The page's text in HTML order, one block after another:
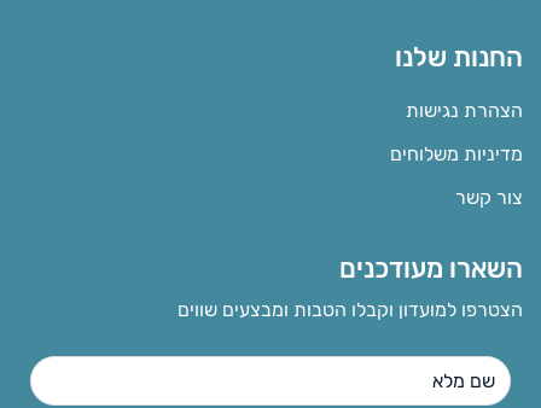
החנות שלנו
הצהרת נגישות
מדיניות משלוחים
צור קשר
השארו מעודכנים
הצטרפו למועדון וקבלו הטבות ומבצעים שווים